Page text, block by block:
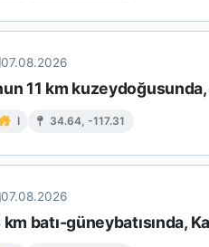
07.08.2026
11 km
I 34.64, -117.31
07.08.2026
km batı-güneybatısında,